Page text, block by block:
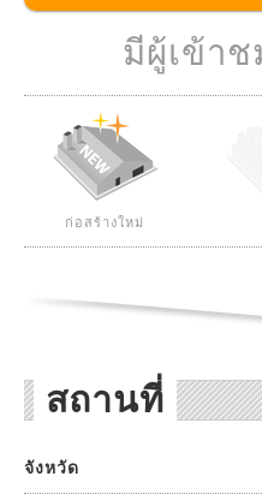
มีผู้เข้า
ก่อสร้างใหม่
สถานที่
จังหวัด